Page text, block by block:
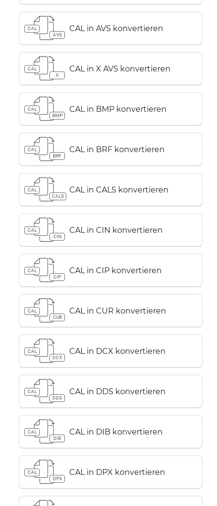
CAL
AVS
CAL in AVS konvertieren
CAL
X
CAL in X AVS konvertieren
CAL
BMP
CAL in BMP konvertieren
CAL
BRF
CAL in BRF konvertieren
CAL
CALS
CAL in CALS konvertieren
CAL
CIN
CAL in CIN konvertieren
CAL
CIP
CAL in CIP konvertieren
CAL
CUR
CAL in CUR konvertieren
CAL
DCX
CAL in DCX konvertieren
CAL
DDS
CAL in DDS konvertieren
CAL
DIB
CAL in DIB konvertieren
CAL
DPX
CAL in DPX konvertieren